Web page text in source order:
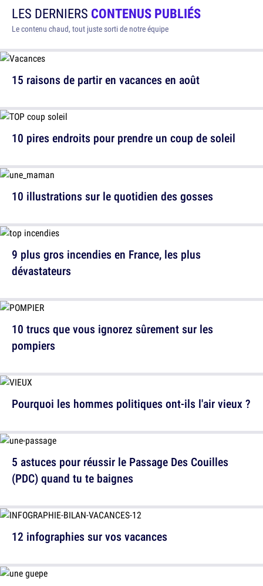
LES DERNIERS CONTENUS PUBLIÉS
Le contenu chaud, tout juste sorti de notre équipe
15 raisons de partir en vacances en août
10 illustrations sur le quotidien des gosses
10 trucs que vous ignorez sûrement sur les
pompiers
5 astuces pour réussir le Passage Des Couilles
(PDC) quand tu te baignes
10 pires endroits pour prendre un coup de soleil
9 plus gros incendies en France, les plus
dévastateurs
Pourquoi les hommes politiques ont-ils l'air vieux ?
12 infographies sur vos vacances